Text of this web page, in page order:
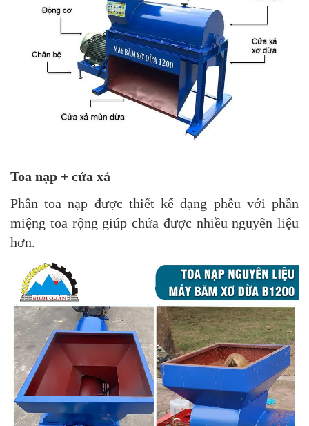
Toa nạp + cửa xả
Phần toa nạp được thiết kế dạng phễu với phần
miệng toa rộng giúp chứa được nhiều nguyên liệu
hơn.